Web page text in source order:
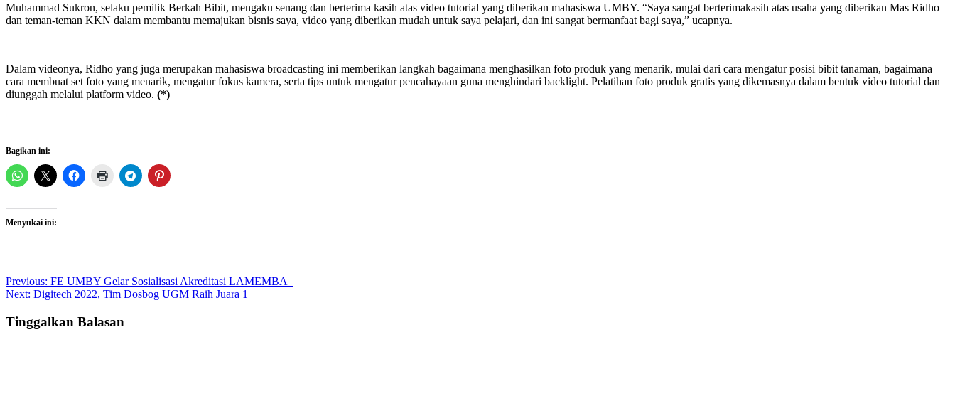
Muhammad Sukron, selaku pemilik Berkah Bibit, mengaku senang dan berterima kasih atas video tutorial yang diberikan mahasiswa UMBY. “Saya sangat berterimakasih atas usaha yang diberikan Mas Ridho
dan teman-teman KKN dalam membantu memajukan bisnis saya, video yang diberikan mudah untuk saya pelajari, dan ini sangat bermanfaat bagi saya,” ucapnya.
Dalam videonya, Ridho yang juga merupakan mahasiswa broadcasting ini memberikan langkah bagaimana menghasilkan foto produk yang menarik, mulai dari cara mengatur posisi bibit tanaman, bagaimana
cara membuat set foto yang menarik, mengatur fokus kamera, serta tips untuk mengatur pencahayaan guna menghindari backlight. Pelatihan foto produk gratis yang dikemasnya dalam bentuk video tutorial dan
diunggah melalui platform video. (*)
Bagikan ini:
Menyukai ini:
Post
navigation
Previous: FE UMBY Gelar Sosialisasi Akreditasi LAMEMBA
Next: Digitech 2022, Tim Dosbog UGM Raih Juara 1
Tinggalkan Balasan